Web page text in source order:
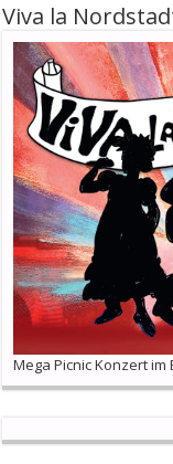
Viva la
Mega Picnic Konzert